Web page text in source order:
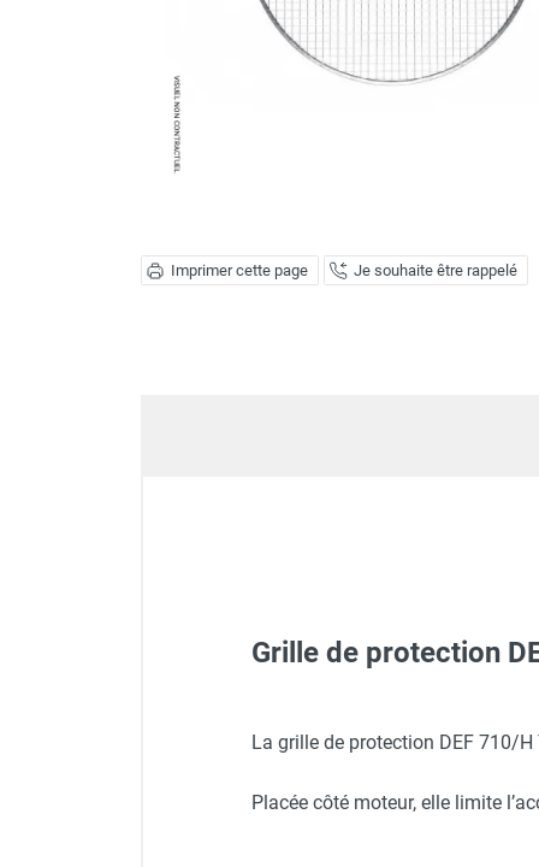
Ventilateur industriel
Ventilateur de chantier
Ventilateur centrifuge
Ventilateur de sol
Ventilateur sur pied
Ventilateur de bureau
Extracteur d'air mural centrifuge
Déshumidificateur mobile
Déshumidificateur de maison et de
Déshumidificateur à adsorption /
Imprimer cette page Je souhaite être rappelé
Ventilateur extracteur d'air
Grille de protection
La grille de protection DEF 710/
Placée côté moteur, elle limite